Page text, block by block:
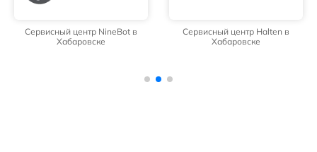
Сервисный центр NineBot в
Хабаровске
Сервисный центр Halten в
Хабаровске